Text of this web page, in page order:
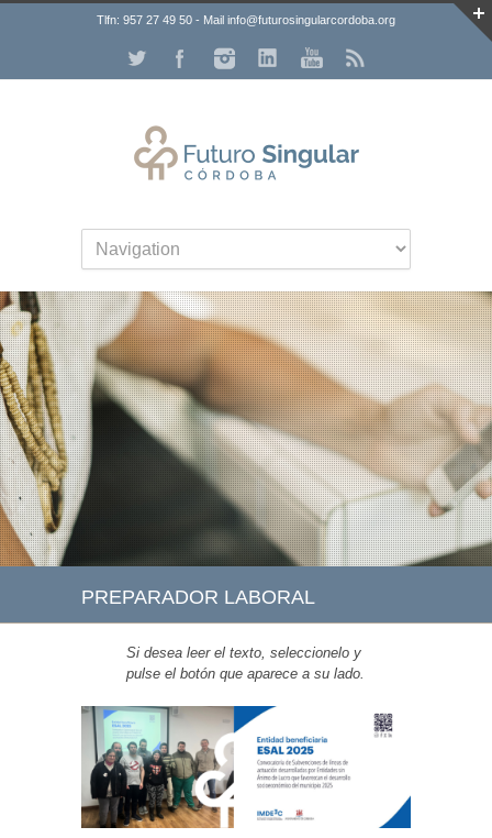
Tlfn: 957 27 49 50 - Mail info@futurosingularcordoba.org
PREPARADOR LABORAL
Si desea leer el texto, seleccionelo y
pulse el botón que aparece a su lado.